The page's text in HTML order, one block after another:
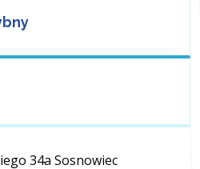
34a Sosnowiec